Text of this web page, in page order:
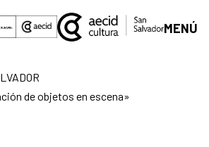
principal
MENÚ
de objetos en escena»